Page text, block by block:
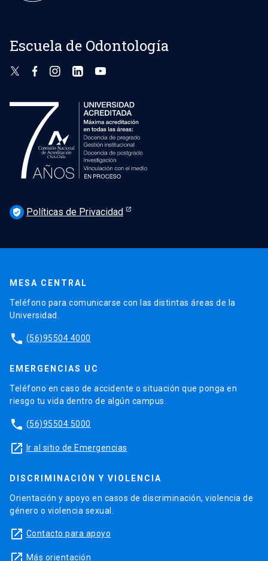
Escuela de Odontología
verified_user Políticas de Privacidad
MESA CENTRAL
Teléfono para comunicarse con las distintas áreas de la
Universidad.
phone (56)95504 4000
EMERGENCIAS UC
Teléfono en caso de accidente o situación que ponga en
riesgo tu vida dentro de algún campus.
phone (56)95504 5000
launch Ir al sitio de Emergencias
DISCRIMINACIÓN Y VIOLENCIA
Orientación y apoyo en casos de discriminación, violencia de
género o violencia sexual.
launch Contacto para apoyo
Más orientación